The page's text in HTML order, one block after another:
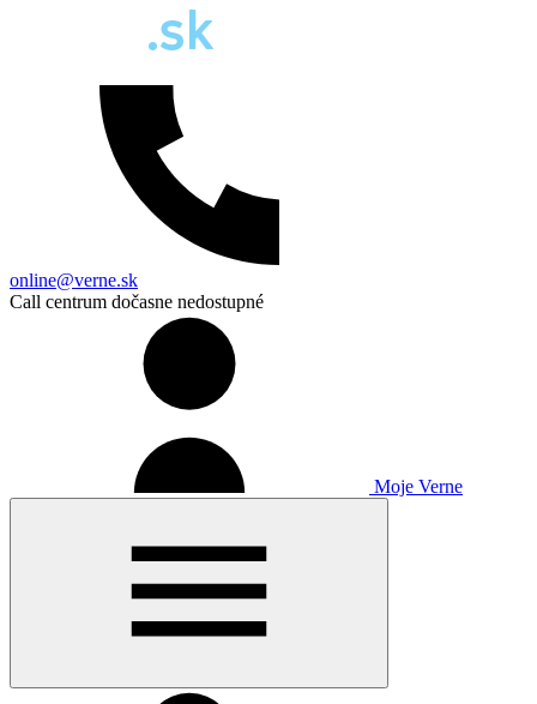
online@verne.sk
Call centrum dočasne nedostupné
Moje Verne